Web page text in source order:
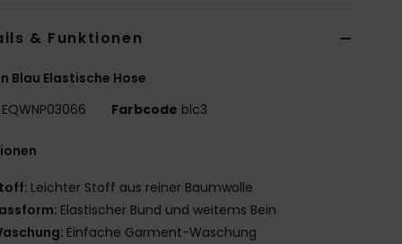
& Funktionen
Blau Elastische Hose
EQWNP03066 Farbcode blc3
Leichter Stoff aus reiner Baumwolle
Elastischer Bund und weitems Bein
Einfache Garment-Waschung